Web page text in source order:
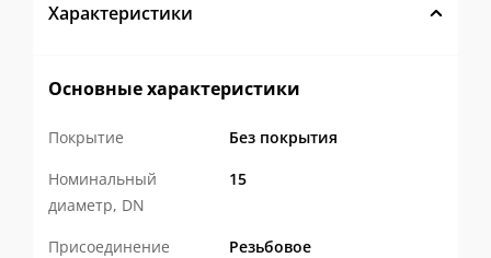
Характеристики
Основные характеристики
Покрытие
Без покрытия
Номинальный
диаметр, DN
15
Присоединение
Резьбовое